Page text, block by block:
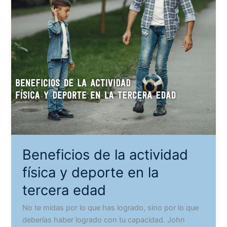
Beneficios de la actividad
física y deporte en la
tercera edad
No te midas por lo que has logrado, sino por lo que
deberías haber logrado con tu capacidad. John